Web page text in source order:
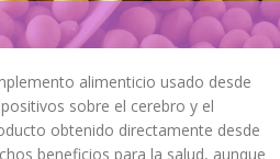
alimenticio usado desde
sobre el cerebro y el
obtenido directamente desde
beneficios para la salud, aunque